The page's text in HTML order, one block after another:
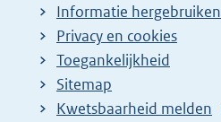
Informatie hergebruiken
Privacy en cookies
Toegankelijkheid
Sitemap
E
Kwetsbaarheid melden